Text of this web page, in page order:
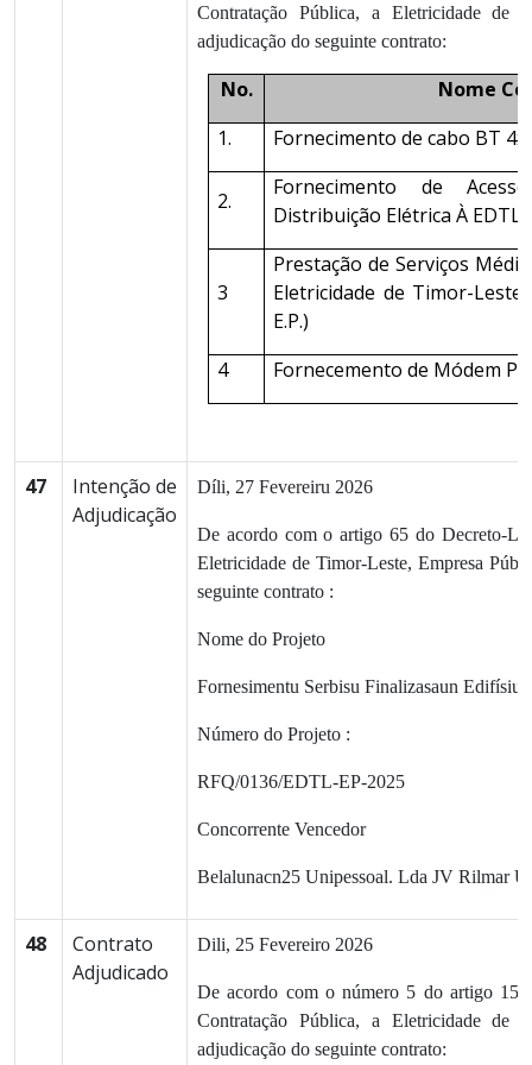
Contratação Pública, a Eletricidade de
adjudicação do seguinte contrato:
No.
Nome
1.
Fornecimento de cabo BT
2.
Fornecimento de
Distribuição Elétrica À EDTL,
3
Prestação de Serviços
Eletricidade de Timor-
E.P.)
4
Fornecemento de Módem
47
Intenção de
Adjudicação
Díli, 27 Fevereiru 2026
De acordo com o artigo 65 do Decreto-
Eletricidade de Timor-Leste, Empresa
seguinte contrato :
Nome do Projeto
Fornesimentu Serbisu Finalizasaun
Número do Projeto :
RFQ/0136/EDTL-EP-2025
Concorrente Vencedor
Belalunacn25 Unipessoal. Lda JV Rilmar
48
Contrato
Adjudicado
Dili, 25 Fevereiro 2026
De acordo com o número 5 do artigo
Contratação Pública, a Eletricidade de
adjudicação do seguinte contrato: